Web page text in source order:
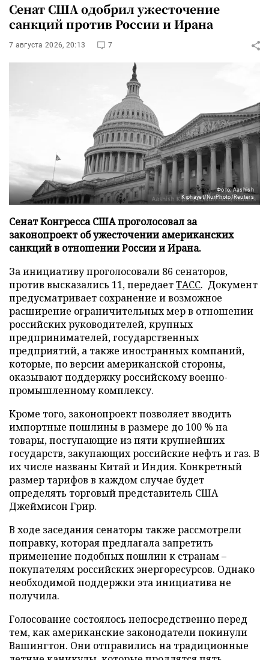
Сенат США одобрил ужесточение
санкций против России и Ирана
7 августа 2026, 20:13 7
Фото: Aashish
Kiphayet/NurPhoto/Reuters
Сенат Конгресса США проголосовал за
законопроект об ужесточении американских
санкций в отношении России и Ирана.
За инициативу проголосовали 86 сенаторов,
против высказались 11, передаетТАСС. Документ
предусматривает сохранение и возможное
расширение ограничительных мер в отношении
российских руководителей, крупных
предпринимателей, государственных
предприятий, а также иностранных компаний,
которые, по версии американской стороны,
оказывают поддержку российскому военно-
промышленному комплексу.
Кроме того, законопроект позволяет вводить
импортные пошлины в размере до 100 % на
товары, поступающие из пяти крупнейших
государств, закупающих российские нефть и газ. В
их числе названы Китай и Индия. Конкретный
размер тарифов в каждом случае будет
определять торговый представитель США
Джеймисон Грир.
В ходе заседания сенаторы также рассмотрели
поправку, которая предлагала запретить
применение подобных пошлин к странам –
покупателям российских энергоресурсов. Однако
необходимой поддержки эта инициатива не
получила.
Голосование состоялось непосредственно перед
тем, как американские законодатели покинули
Вашингтон. Они отправились на традиционные